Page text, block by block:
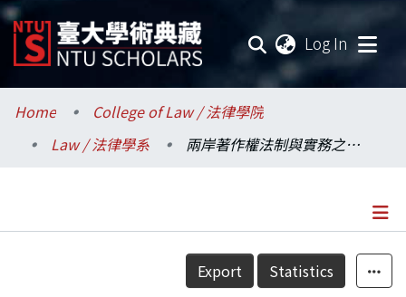
Log In
Communities & Collections
Research Outputs
Home
College of Law / 法律學院
Law / 法律學系
兩岸著作權法制與實務之比較
Details
Export Statistics